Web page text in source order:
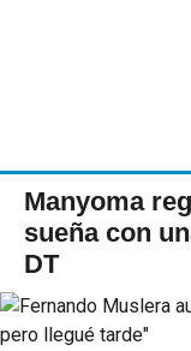
Manyoma
sueña con
DT